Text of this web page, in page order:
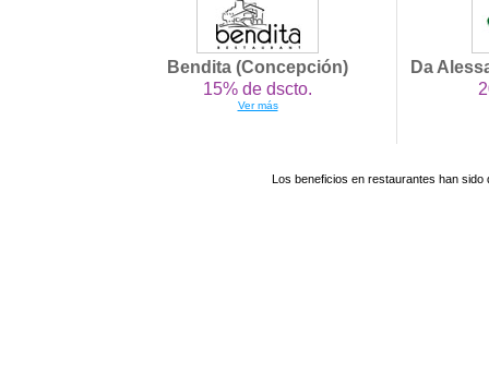
Bendita (Concepción)
15% de dscto.
Ver más
Da
Los beneficios en restaurantes han sido